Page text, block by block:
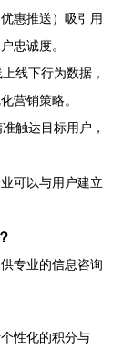
惠推送）吸引用
忠诚度。
线下行为数据，
营销策略。
触达目标用户，
可以与用户建立
专业的信息咨询
性化的积分与